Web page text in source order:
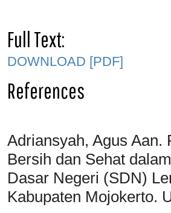
Full Text:
DOWNLOAD [PDF]
References
Adriansyah, Agus
Bersih dan Sehat
Dasar Negeri (SDN)
Kabupaten Mojokerto.